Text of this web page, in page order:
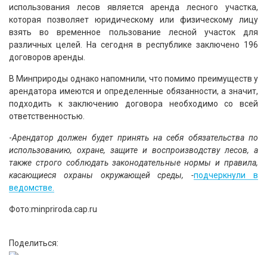
использования лесов является аренда лесного участка,
которая позволяет юридическому или физическому лицу
взять во временное пользование лесной участок для
различных целей. На сегодня в республике заключено 196
договоров аренды.
В Минприроды однако напомнили, что помимо преимуществ у
арендатора имеются и определенные обязанности, а значит,
подходить к заключению договора необходимо со всей
ответственностью.
-Арендатор должен будет принять на себя обязательства по
использованию, охране, защите и воспроизводству лесов, а
также строго соблюдать законодательные нормы и правила,
касающиеся охраны окружающей среды, -подчеркнули в
ведомстве.
Фото:minpriroda.cap.ru
Поделиться: